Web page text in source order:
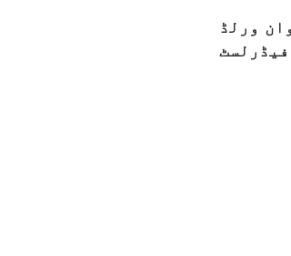
ورلڈ
فیڈرلسٹ